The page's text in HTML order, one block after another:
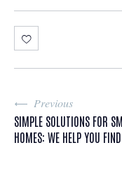
Previous
SIMPLE SOLUTIONS FOR
HOMES: WE HELP YOU